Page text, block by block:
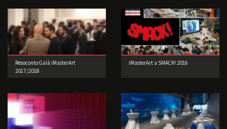
Resoconto Galà iMasterArt
2017/2018
iMasterArt a SMACK! 2016